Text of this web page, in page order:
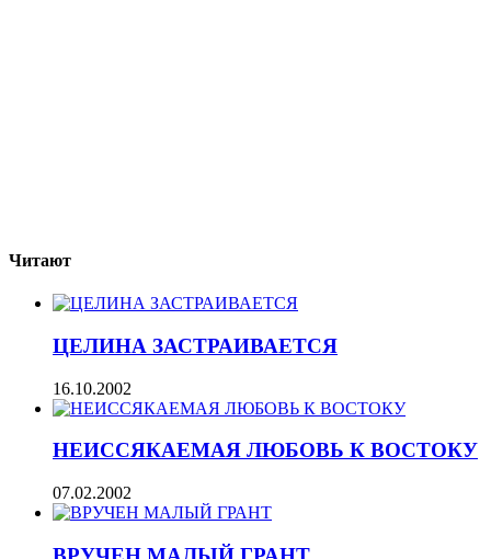
Читают
ЦЕЛИНА ЗАСТРАИВАЕТСЯ
16.10.2002
НЕИССЯКАЕМАЯ ЛЮБОВЬ К ВОСТОКУ
07.02.2002